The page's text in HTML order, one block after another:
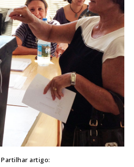
Partilhar artigo: